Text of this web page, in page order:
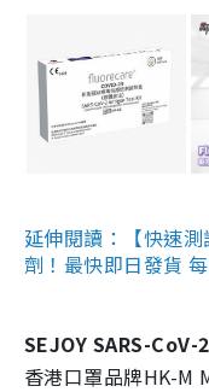
延伸閱讀：【快速
劑！最快即日發貨
SEJOY SARS-CoV-
香港口罩品牌HK-M